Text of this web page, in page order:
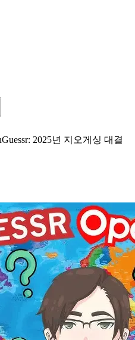
2025년 지오게싱 대결